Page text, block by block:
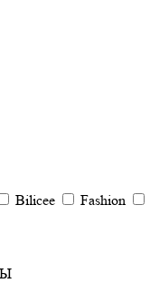
Bilicee Fashion